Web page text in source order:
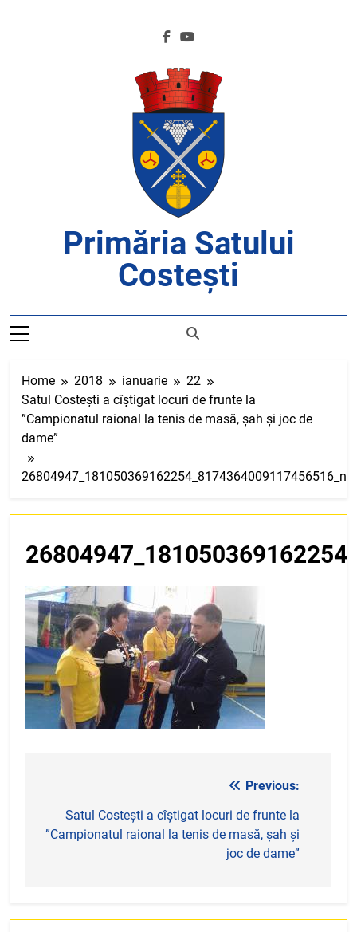
Primăria Satului
Costești
Home 2018 ianuarie
22
Satul Costești a cîștigat locuri de frunte la
”Campionatul raional la tenis de masă, șah și joc de
dame”
26804947_181050369162254_8174364009117456516_n
articole
Previous:
Satul Costești a cîștigat locuri de frunte la
”Campionatul raional la tenis de masă, șah și
joc de dame”